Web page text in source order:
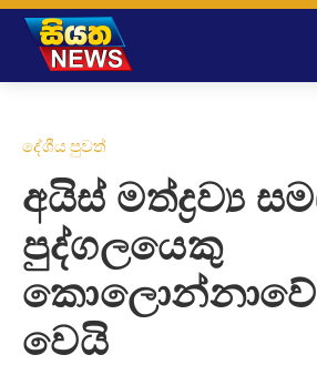
දේශීය පුවත්
අයිස් මත්ද්‍රව්‍ය
පුද්ගලයෙකු
වෙයි